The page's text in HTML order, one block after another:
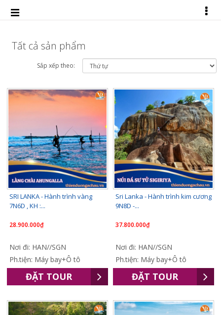
Tất cả sản phẩm
Sắp xếp theo:
SRI LANKA - Hành trình vàng
7N6D , KH :...
28.900.000₫
Nơi đi: HAN//SGN
Ph.tiện: Máy bay+Ô tô
ĐẶT TOUR
Sri Lanka - Hành trình kim cương
9N8D -...
37.800.000₫
Nơi đi: HAN//SGN
Ph.tiện: Máy bay+Ô tô
ĐẶT TOUR